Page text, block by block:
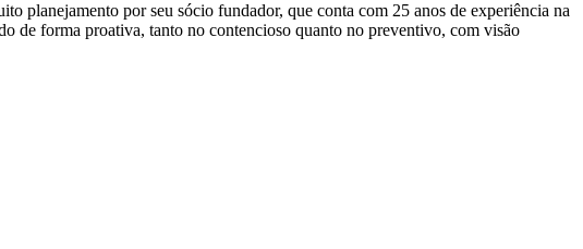
planejamento por seu sócio fundador, que conta com 25 anos de experiência na
de forma proativa, tanto no contencioso quanto no preventivo, com visão